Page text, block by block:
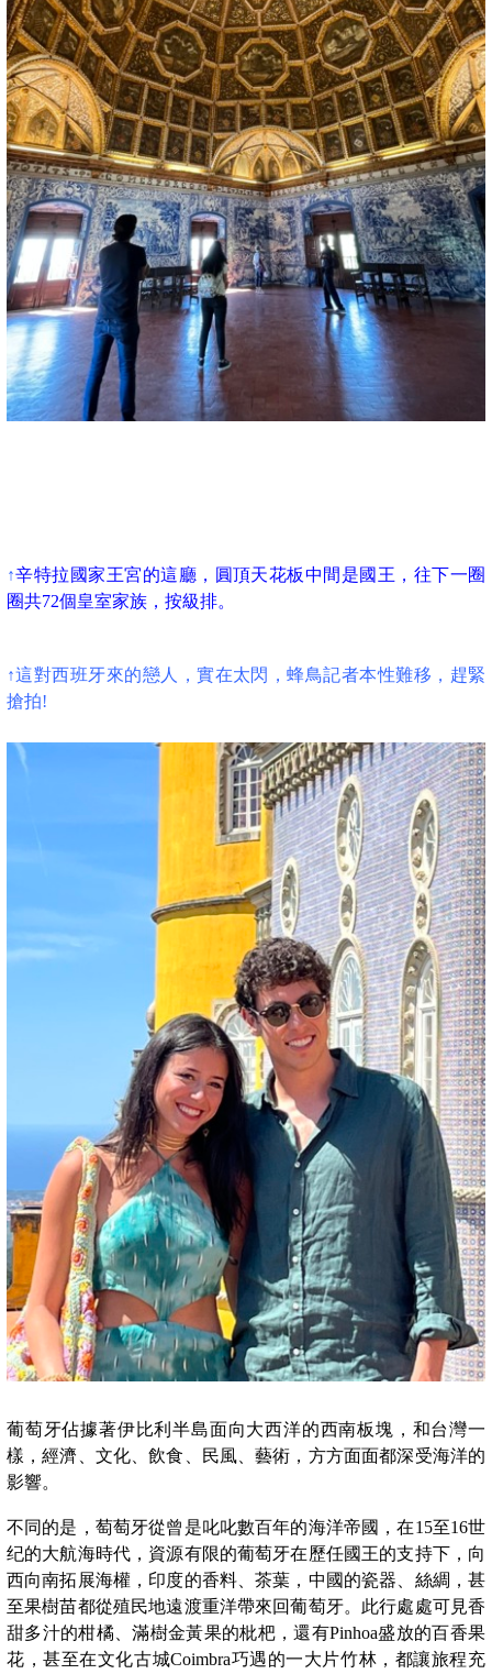
↑辛特拉國家王宮的這廳，圓頂天花板中間是國王，往下一圈
圈共72個皇室家族，按級排。
↑這對西班牙來的戀人，實在太閃，蜂鳥記者本性難移，趕緊
搶拍!
葡萄牙佔據著伊比利半島面向大西洋的西南板塊，和台灣一
樣，經濟、文化、飲食、民風、藝術，方方面面都深受海洋的
影響。
不同的是，萄萄牙從曾是叱叱數百年的海洋帝國，在15至16世
纪的大航海時代，資源有限的葡萄牙在歷任國王的支持下，向
西向南拓展海權，印度的香料、茶葉，中國的瓷器、絲綢，甚
至果樹苗都從殖民地遠渡重洋帶來回葡萄牙。此行處處可見香
甜多汁的柑橘、滿樹金黃果的枇杷，還有Pinhoa盛放的百香果
花，甚至在文化古城Coimbra巧遇的一大片竹林，都讓旅程充